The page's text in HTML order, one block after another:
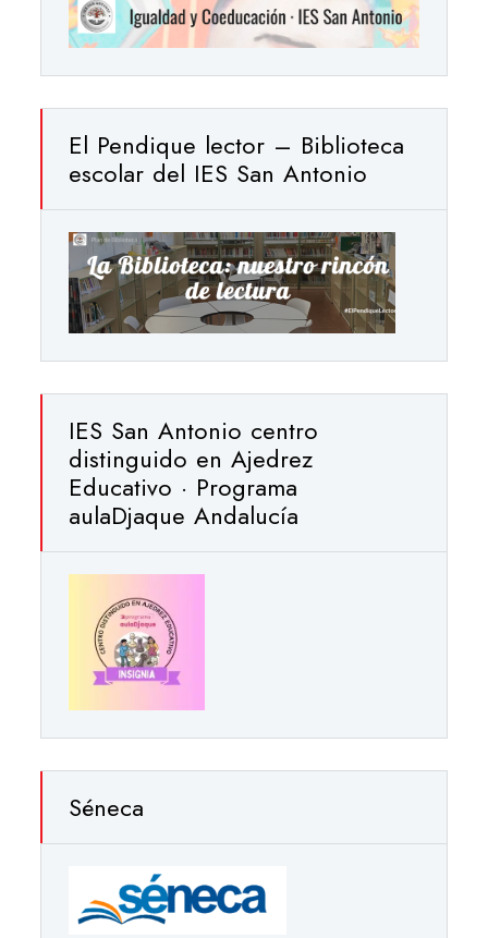
El Pendique lector – Biblioteca
escolar del IES San Antonio
IES San Antonio centro
distinguido en Ajedrez
Educativo · Programa
aulaDjaque Andalucía
Séneca